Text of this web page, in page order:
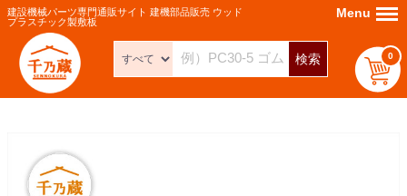
建設機械パーツ専門通販サイト 建機部品販売 ウッド
プラスチック製敷板
検索 0
Menu Menu